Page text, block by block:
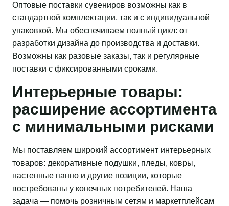
Оптовые поставки сувениров возможны как в
стандартной комплектации, так и с индивидуальной
упаковкой. Мы обеспечиваем полный цикл: от
разработки дизайна до производства и доставки.
Возможны как разовые заказы, так и регулярные
поставки с фиксированными сроками.
Интерьерные товары:
расширение ассортимента
с минимальными рисками
Мы поставляем широкий ассортимент интерьерных
товаров: декоративные подушки, пледы, ковры,
настенные панно и другие позиции, которые
востребованы у конечных потребителей. Наша
задача — помочь розничным сетям и маркетплейсам